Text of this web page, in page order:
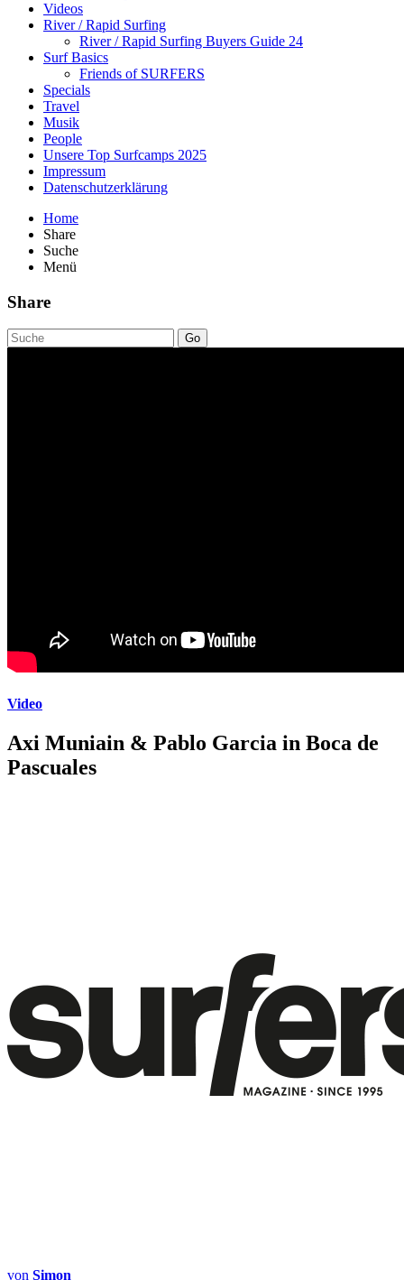
Videos
River / Rapid Surfing
River / Rapid Surfing Buyers Guide 24
Surf Basics
Friends of SURFERS
Specials
Travel
Musik
People
Unsere Top Surfcamps 2025
Impressum
Datenschutzerklärung
Home
Share
Suche
Menü
Share
Go
Video
Axi Muniain & Pablo Garcia in Boca de
Pascuales
von Simon